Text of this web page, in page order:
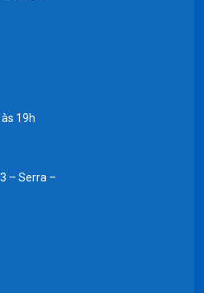
19h
– Serra –